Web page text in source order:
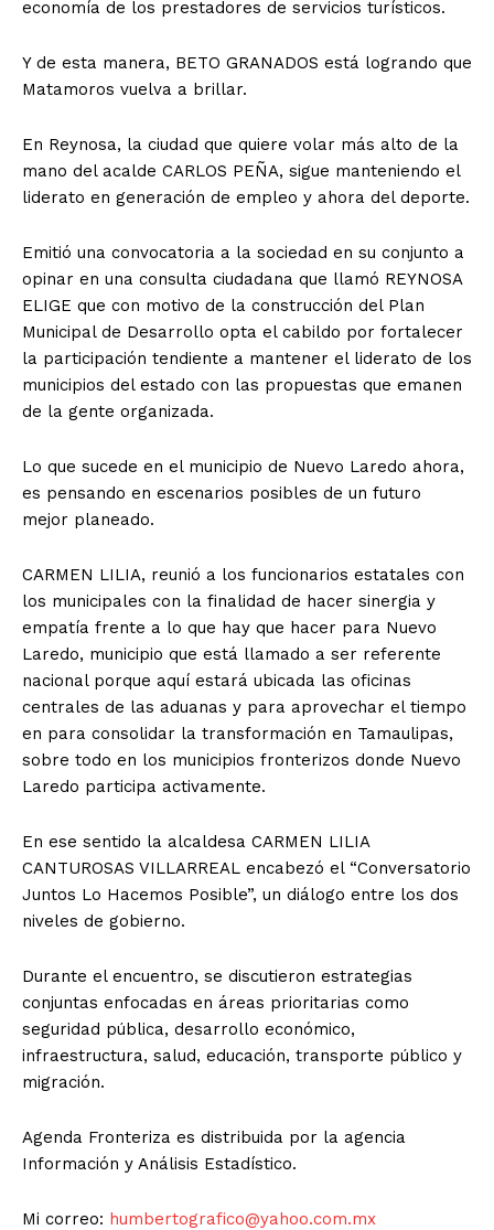
economía de los prestadores de servicios turísticos.
Y de esta manera, BETO GRANADOS está logrando que
Matamoros vuelva a brillar.
En Reynosa, la ciudad que quiere volar más alto de la
mano del acalde CARLOS PEÑA, sigue manteniendo el
liderato en generación de empleo y ahora del deporte.
Emitió una convocatoria a la sociedad en su conjunto a
opinar en una consulta ciudadana que llamó REYNOSA
ELIGE que con motivo de la construcción del Plan
Municipal de Desarrollo opta el cabildo por fortalecer
la participación tendiente a mantener el liderato de los
municipios del estado con las propuestas que emanen
de la gente organizada.
Lo que sucede en el municipio de Nuevo Laredo ahora,
es pensando en escenarios posibles de un futuro
mejor planeado.
CARMEN LILIA, reunió a los funcionarios estatales con
los municipales con la finalidad de hacer sinergia y
empatía frente a lo que hay que hacer para Nuevo
Laredo, municipio que está llamado a ser referente
nacional porque aquí estará ubicada las oficinas
centrales de las aduanas y para aprovechar el tiempo
en para consolidar la transformación en Tamaulipas,
sobre todo en los municipios fronterizos donde Nuevo
Laredo participa activamente.
En ese sentido la alcaldesa CARMEN LILIA
CANTUROSAS VILLARREAL encabezó el “Conversatorio
Juntos Lo Hacemos Posible”, un diálogo entre los dos
niveles de gobierno.
Durante el encuentro, se discutieron estrategias
conjuntas enfocadas en áreas prioritarias como
seguridad pública, desarrollo económico,
infraestructura, salud, educación, transporte público y
migración.
Agenda Fronteriza es distribuida por la agencia
Información y Análisis Estadístico.
Mi correo: humbertografico@yahoo.com.mx